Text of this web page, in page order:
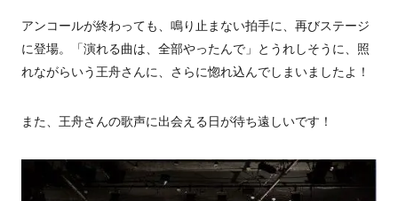
アンコールが終わっても、鳴り止まない拍手に、再びステージ
に登場。「演れる曲は、全部やったんで」とうれしそうに、照
れながらいう王舟さんに、さらに惚れ込んでしまいましたよ！
また、王舟さんの歌声に出会える日が待ち遠しいです！